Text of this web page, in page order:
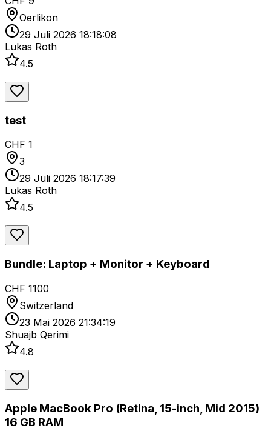
Oerlikon
29 Juli 2026 18:18:08
Lukas Roth
4.5
test
CHF 1
3
29 Juli 2026 18:17:39
Lukas Roth
4.5
Bundle: Laptop + Monitor + Keyboard
CHF 1100
Switzerland
23 Mai 2026 21:34:19
Shuajb Qerimi
4.8
Apple MacBook Pro (Retina, 15-inch, Mid 2015)
16 GB RAM